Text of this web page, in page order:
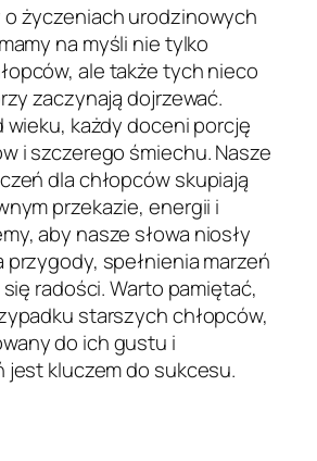
o życzeniach urodzinowych
na myśli nie tylko
ale także tych nieco
zaczynają dojrzewać.
wieku, każdy doceni porcję
i szczerego śmiechu. Nasze
dla chłopców skupiają
przekazie, energii i
aby nasze słowa niosły
spełnienia marzeń
radości. Warto pamiętać,
starszych chłopców,
do ich gustu i
jest kluczem do sukcesu.